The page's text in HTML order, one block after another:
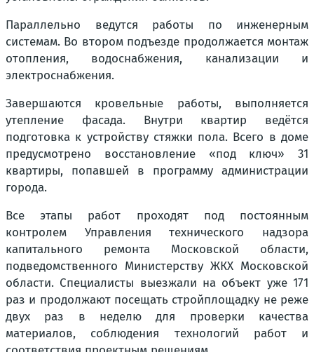
Параллельно ведутся работы по инженерным
системам. Во втором подъезде продолжается монтаж
отопления, водоснабжения, канализации и
электроснабжения.
Завершаются кровельные работы, выполняется
утепление фасада. Внутри квартир ведётся
подготовка к устройству стяжки пола. Всего в доме
предусмотрено восстановление «под ключ» 31
квартиры, попавшей в программу администрации
города.
Все этапы работ проходят под постоянным
контролем Управления технического надзора
капитального ремонта Московской области,
подведомственного Министерству ЖКХ Московской
области. Специалисты выезжали на объект уже 171
раз и продолжают посещать стройплощадку не реже
двух раз в неделю для проверки качества
материалов, соблюдения технологий работ и